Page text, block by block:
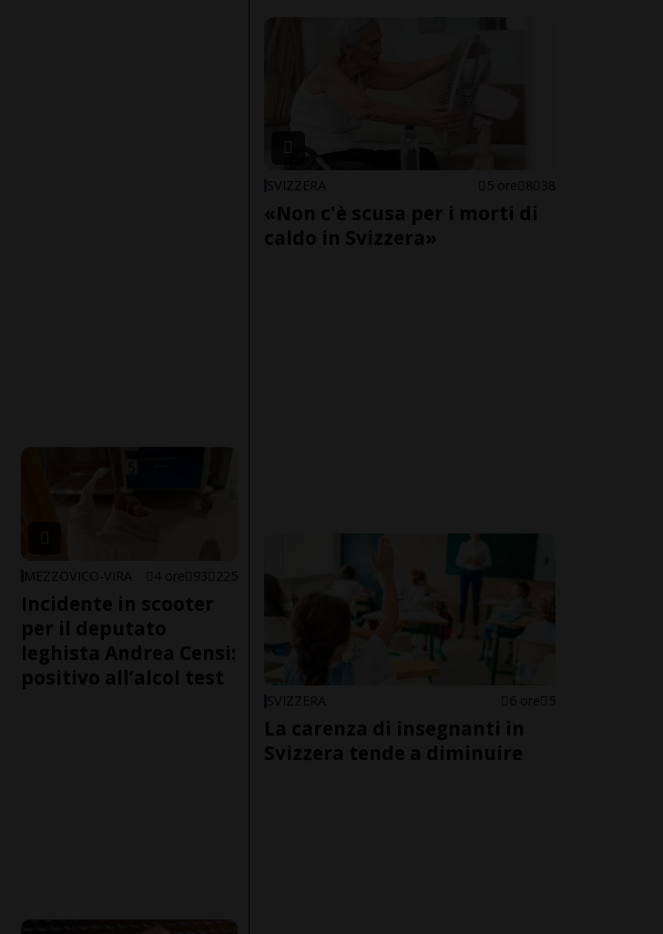
MEZZOVICO-VIRA 4 ore 93 225
Incidente in scooter
per il deputato
leghista Andrea Censi:
positivo all’alcol test
SVIZZERA 5 ore 8 38
«Non c'è scusa per i morti di
caldo in Svizzera»
SVIZZERA 6 ore 5
La carenza di insegnanti in
Svizzera tende a diminuire